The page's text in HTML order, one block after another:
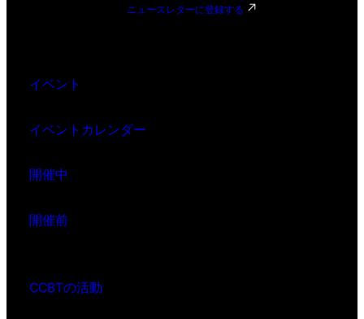
ニュースレターに登録する
イベント
イベントカレンダー
開催中
開催前
CCBTの活動